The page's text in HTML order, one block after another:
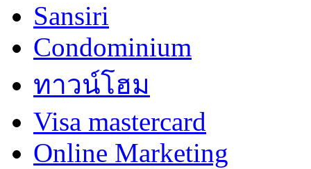
Sansiri
Condominium
ทาวน์โฮม
Visa mastercard
Online Marketing